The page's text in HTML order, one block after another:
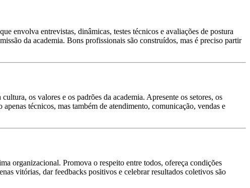
envolva entrevistas, dinâmicas, testes técnicos e avaliações de postura
da academia. Bons profissionais são construídos, mas é preciso partir
os valores e os padrões da academia. Apresente os setores, os
técnicos, mas também de atendimento, comunicação, vendas e
organizacional. Promova o respeito entre todos, ofereça condições
vitórias, dar feedbacks positivos e celebrar resultados coletivos são